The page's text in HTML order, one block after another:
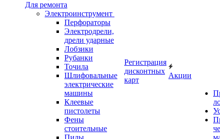
Для ремонта
Электроинструмент
Перфораторы
Электродрели,
дрели ударные
Лобзики
Рубанки
Точила
Шлифовальные
электрические
машины
Клеевые
пистолеты
Фены
стоительные
Пилы
Регистрация
дисконтных
карт
Акции